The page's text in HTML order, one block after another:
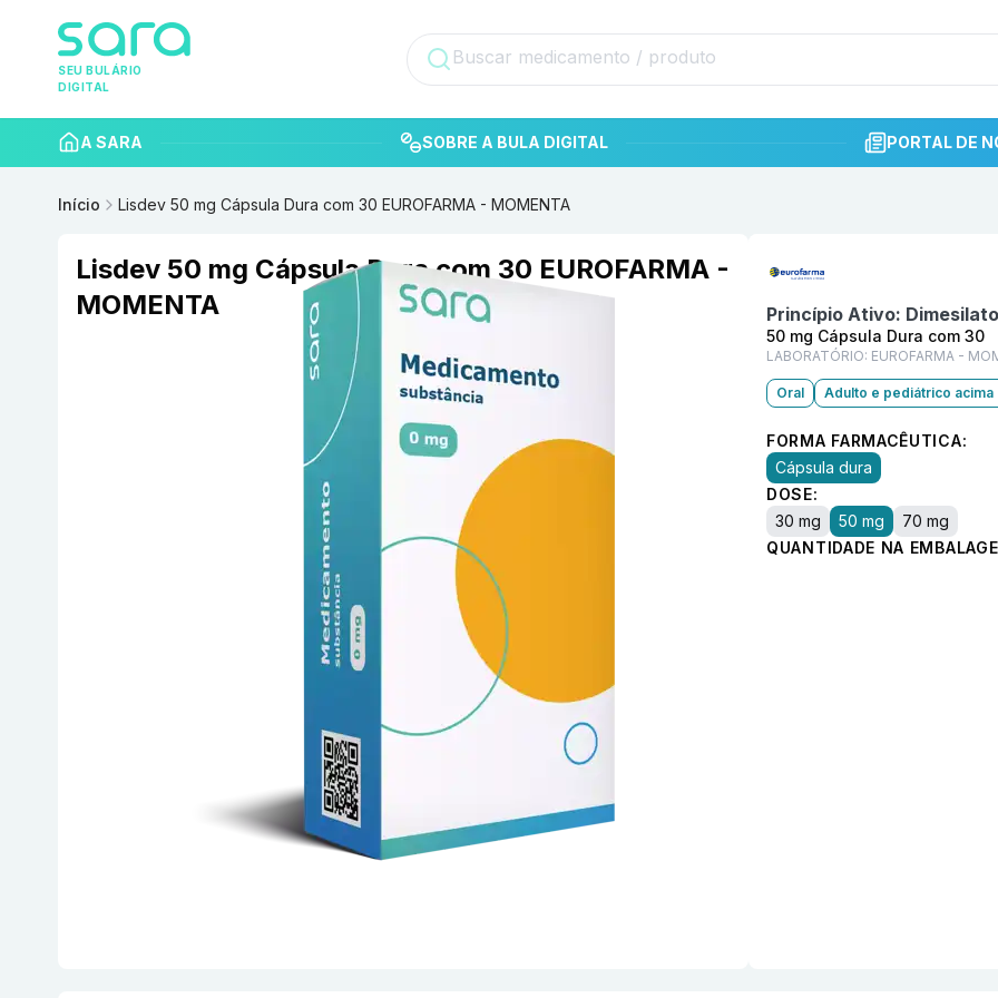
SEU BULÁRIO
DIGITAL
A SARA SOBRE A BULA DIGITAL PORTAL DE
Início Lisdev 50 mg Cápsula Dura com 30 EUROFARMA - MOMENTA
Lisdev 50 mg Cápsula Dura com 30 EUROFARMA -
MOMENTA
Princípio Ativo:
50 mg Cápsula Dura com 30
LABORATÓRIO: EUROFARMA -
Oral Adulto e pediátrico acima
FORMA FARMACÊUTICA:
Cápsula dura
DOSE:
30 mg
50 mg
70 mg
QUANTIDADE NA